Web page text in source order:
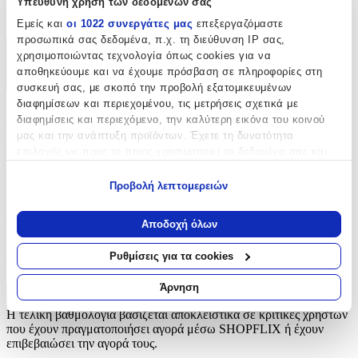
Εμείς και οι 1022 συνεργάτες μας επεξεργαζόμαστε
προσωπικά σας δεδομένα, π.χ. τη διεύθυνση IP σας,
χρησιμοποιώντας τεχνολογία όπως cookies για να
αποθηκεύουμε και να έχουμε πρόσβαση σε πληροφορίες στη
συσκευή σας, με σκοπό την προβολή εξατομικευμένων
διαφημίσεων και περιεχομένου, τις μετρήσεις σχετικά με
διαφημίσεις και περιεχόμενο, την καλύτερη εικόνα του κοινού
μας και την ανάπτυξη προϊόντων. Έχετε τη δυνατότητα
Να συλλέξουμε πληροφορίες σχετικά με τη γεωγραφική
σας τοποθεσία, οι οποίες μπορεί να είναι ακριβείς σε
απόσταση μερικών μέτρων
Να αναγνωρίσουμε τη συσκευή σας σαρώνοντας ενεργά
για συγκεκριμένα χαρακτηριστικά (δακτυλικό αποτύπωμα)
Μάθετε περισσότερα σχετικά με τον τρόπο επεξεργασίας των
προσωπικών σας δεδομένων και καθορίστε τις προτιμήσεις σας
στηνενότητα “Λεπτομέρειες”. Μπορείτε να αλλάξετε ή να
ανακαλέσετε τη συγκατάθεσή σας ανά πάσα στιγμή από τη
Προβολή λεπτομερειών
Αποδοχή όλων
Ρυθμίσεις για τα cookies
Άρνηση
Χαρακτηριστικά
+
Χαρακτηριστικά
Αξιολογήσεις
Προς το παρόν δεν υπάρχουν άλλες αξιολογήσεις. Όταν
προστεθούν, θα εμφανιστούν εδώ.
Πώς υπολογίζεται η βαθμολογία
Η τελική βαθμολογία βασίζεται αποκλειστικά σε κριτικές χρηστών
που έχουν πραγματοποιήσει αγορά μέσω SHOPFLIX ή έχουν
επιβεβαιώσει την αγορά τους.